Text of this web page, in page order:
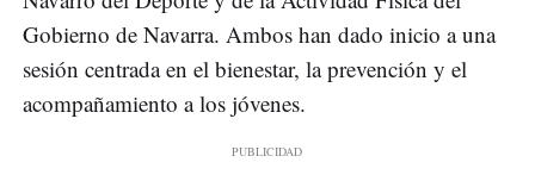
Gobierno de Navarra. Ambos han dado inicio a una
sesión centrada en el bienestar, la prevención y el
acompañamiento a los jóvenes.